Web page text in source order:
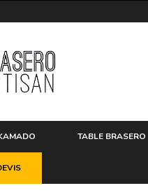
TABLE BRASERO